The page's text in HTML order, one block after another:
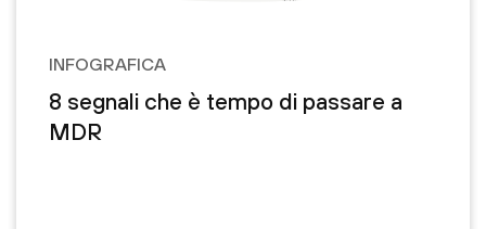
INFOGRAFICA
8 segnali che è tempo di passare a
MDR